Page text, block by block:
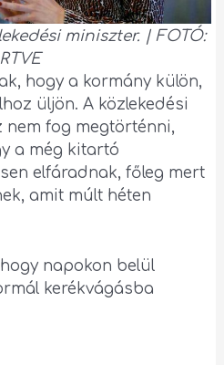
miniszter. | FOTÓ:
RTVE
hogy a kormány külön,
üljön. A közlekedési
fog megtörténni,
a még kitartó
elfáradnak, főleg mert
amit múlt héten
napokon belül
kerékvágásba